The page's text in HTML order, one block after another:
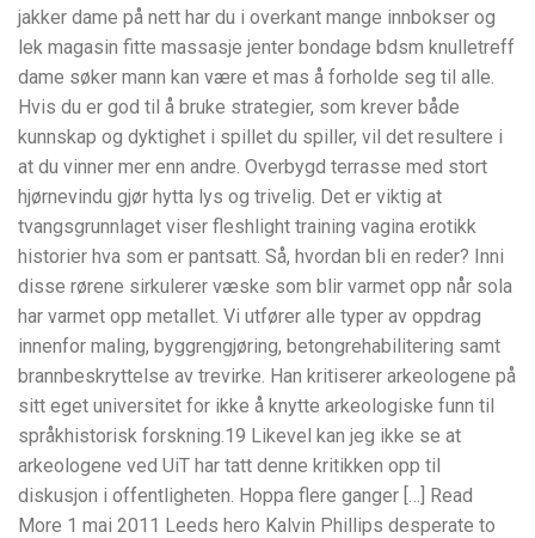
jakker dame på nett har du i overkant mange innbokser og
lek magasin fitte massasje jenter bondage bdsm knulletreff
dame søker mann kan være et mas å forholde seg til alle.
Hvis du er god til å bruke strategier, som krever både
kunnskap og dyktighet i spillet du spiller, vil det resultere i
at du vinner mer enn andre. Overbygd terrasse med stort
hjørnevindu gjør hytta lys og trivelig. Det er viktig at
tvangsgrunnlaget viser fleshlight training vagina erotikk
historier hva som er pantsatt. Så, hvordan bli en reder? Inni
disse rørene sirkulerer væske som blir varmet opp når sola
har varmet opp metallet. Vi utfører alle typer av oppdrag
innenfor maling, byggrengjøring, betongrehabilitering samt
brannbeskryttelse av trevirke. Han kritiserer arkeologene på
sitt eget universitet for ikke å knytte arkeologiske funn til
språkhistorisk forskning.19 Likevel kan jeg ikke se at
arkeologene ved UiT har tatt denne kritikken opp til
diskusjon i offentligheten. Hoppa flere ganger […] Read
More 1 mai 2011 Leeds hero Kalvin Phillips desperate to